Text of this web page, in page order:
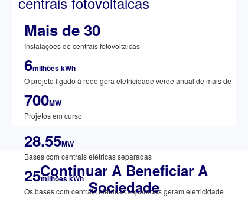
Mais de 30
Instalações de centrais fotovoltaicas
6milhões kWh
O projeto ligado à rede gera eletricidade verde anual de mais de
700MW
Projetos em curso
28.55MW
Bases com centrais elétricas separadas
25milhões kWh
Os bases com centrais elétricas separadas geram eletricidade
Continuar A Beneficiar A
Sociedade